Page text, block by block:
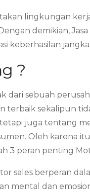
lingkungan
demikian,
keberhasilan
?
sebuah
terbaik sekalipun
juga tentang
Oleh karena
3 peran penting
sales berperan
mental dan